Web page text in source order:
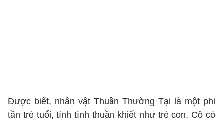
Được biết, nhân vật Thuần Thường Tại là một phi
tần trẻ tuổi, tính tình thuần khiết như trẻ con. Cô có